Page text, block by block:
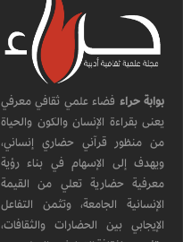
بوابة حراء فضاء علمي ثقافي معرفي
يعنى بقراءة الإنسان والكون والحياة
من منظور قرآني حضاري إنساني،
ويهدف إلى الإسهام في بناء رؤية
معرفية حضارية تعلي من القيمة
الإنسانية الجامعة، وتثمن التفاعل
الإيجابي بين الحضارات والثقافات،